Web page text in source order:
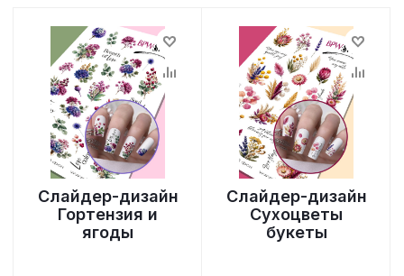
Слайдер-дизайн
Гортензия и
ягоды
Слайдер-дизайн
Сухоцветы
букеты